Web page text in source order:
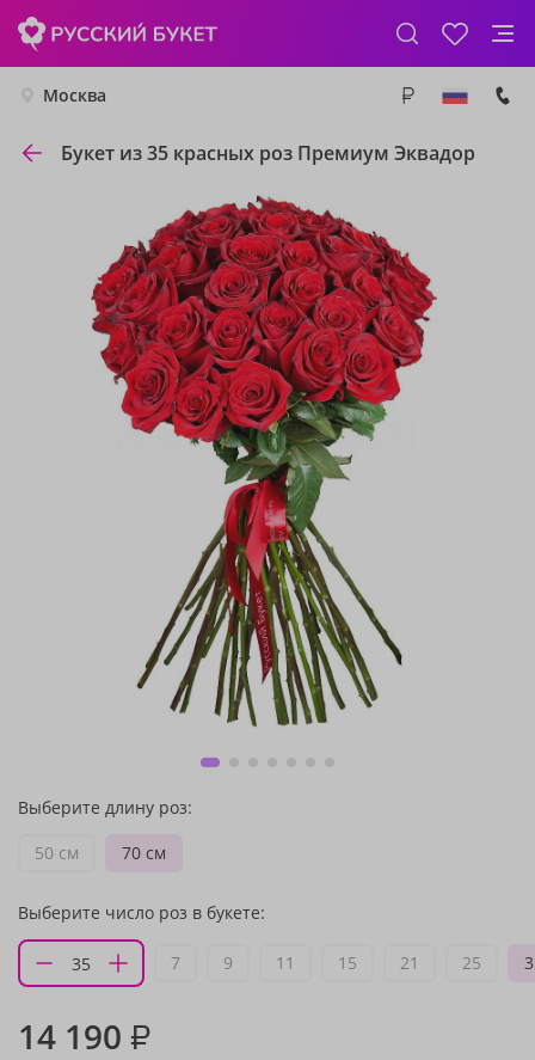
Москва
Букет из 35 красных роз Премиум Эквадор
Выберите длину роз:
50 см
70 см
Выберите число роз в букете:
7 9 11 15 21 25
14 190 ₽